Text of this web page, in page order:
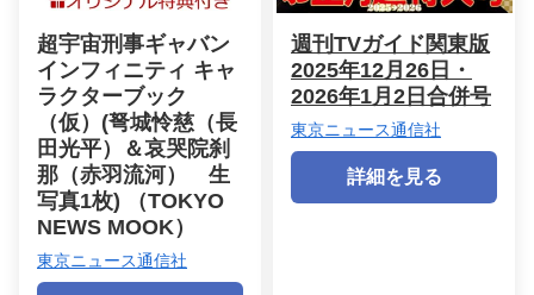
超宇宙刑事ギャバン
インフィニティ キャ
ラクターブック
（仮）(弩城怜慈（長
田光平）＆哀哭院刹
那（赤羽流河） 生
写真1枚) （TOKYO
NEWS MOOK）
東京ニュース通信社
週刊TVガイド関東版
2025年12月26日・
2026年1月2日合併号
東京ニュース通信社
詳細を見る